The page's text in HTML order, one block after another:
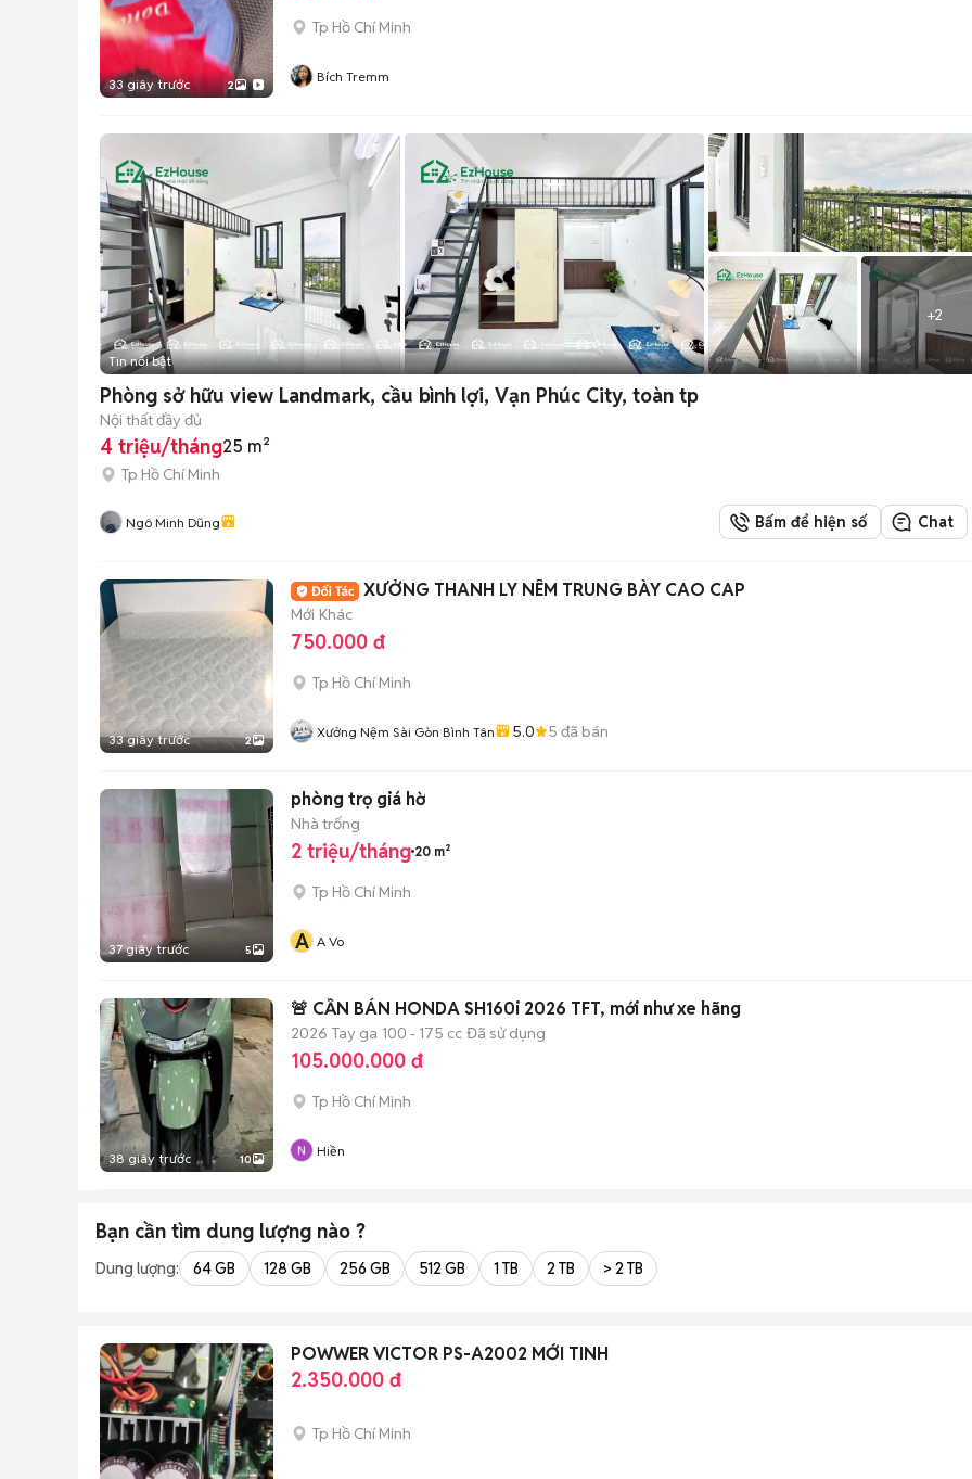
33 giây trước 2
Tp Hồ Chí Minh
Bích Tremm
+2
Tin nổi bật
Phòng sở hữu view Landmark, cầu bình lợi, Vạn Phúc City, toàn tp
Nội thất đầy đủ
4 triệu/tháng25 m²
Tp Hồ Chí Minh
Ngô Minh Dũng Bấm để hiện số Chat
33 giây trước 2
XƯỞNG THANH LY NÊM TRUNG BÀY CAO CAP
Mới Khác
750.000 đ
Tp Hồ Chí Minh
Xưởng Nệm Sài Gòn Bình Tân 5.0 5 đã bán
37 giây trước 5
phòng trọ giá hờ
Nhà trống
2 triệu/tháng 20 m²
Tp Hồ Chí Minh
A A Vo
38 giây trước 10
🚨 CẦN BÁN HONDA SH160i 2026 TFT, mới như xe hãng
2026 Tay ga 100 - 175 cc Đã sử dụng
105.000.000 đ
Tp Hồ Chí Minh
Hiền
Bạn cần tìm dung lượng nào ?
Dung lượng: 64 GB 128 GB 256 GB 512 GB 1 TB 2 TB > 2 TB
POWWER VICTOR PS-A2002 MỚI TINH
2.350.000 đ
Tp Hồ Chí Minh